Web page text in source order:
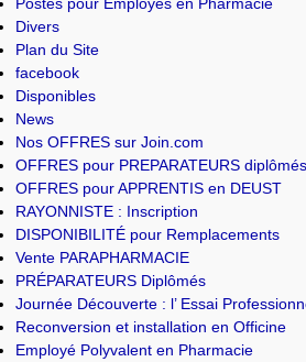
Divers
Plan du Site
facebook
Disponibles
News
Nos OFFRES sur Join.com
OFFRES pour PREPARATEURS diplômés
OFFRES pour APPRENTIS en DEUST
RAYONNISTE : Inscription
DISPONIBILITÉ pour Remplacements
Vente PARAPHARMACIE
PRÉPARATEURS Diplômés
Journée Découverte : l’ Essai
Reconversion et installation en Officine
Employé Polyvalent en Pharmacie